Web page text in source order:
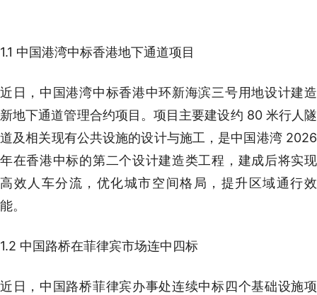
1.1 中国港湾中标香港地下通道项目
近日，中国港湾中标香港中环新海滨三号用地设计建造
新地下通道管理合约项目。项目主要建设约 80 米行人隧
道及相关现有公共设施的设计与施工，是中国港湾 2026
年在香港中标的第二个设计建造类工程，建成后将实现
高效人车分流，优化城市空间格局，提升区域通行效
能。
1.2 中国路桥在菲律宾市场连中四标
近日，中国路桥菲律宾办事处连续中标四个基础设施项